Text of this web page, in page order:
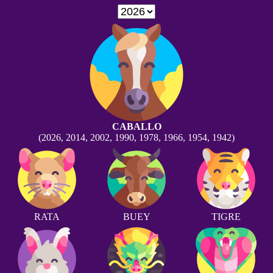
CABALLO
(2026, 2014, 2002, 1990, 1978, 1966, 1954, 1942)
RATA BUEY TIGRE